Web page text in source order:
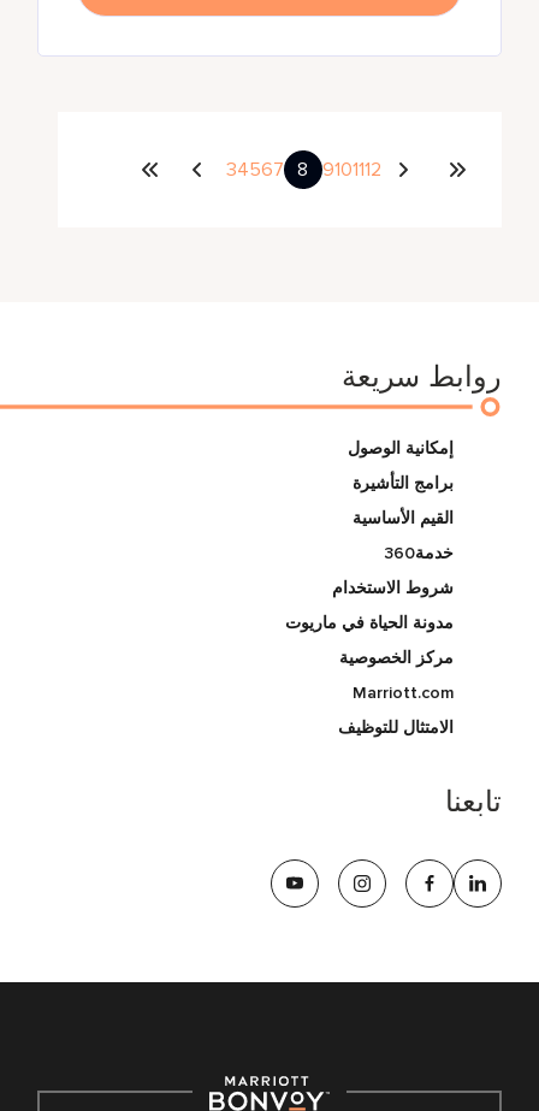
34567 8 9101112
روابط سريعة
إمكانية الوصول
برامج التأشيرة
القيم الأساسية
خدمة360
شروط الاستخدام
مدونة الحياة في ماريوت
مركز الخصوصية
Marriott.com
الامتثال للتوظيف
تابعنا